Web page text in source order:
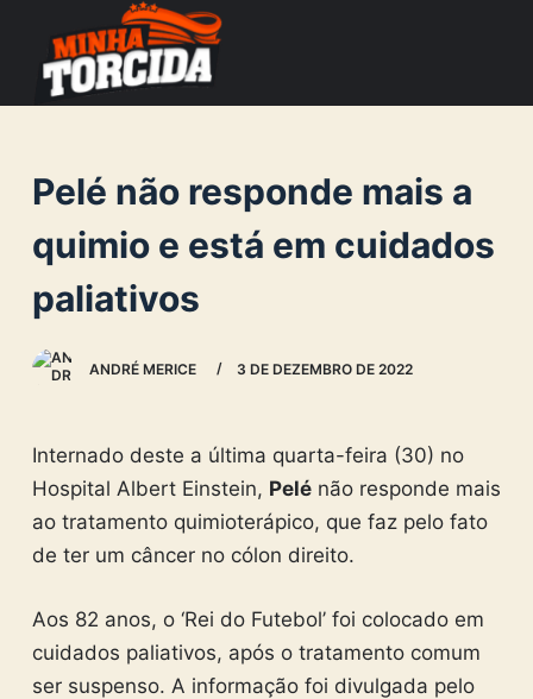
o
n
e
Pelé não responde mais a
quimio e está em cuidados
paliativos
ANDRÉ MERICE 3 DE DEZEMBRO DE 2022
Internado deste a última quarta-feira (30) no
Hospital Albert Einstein, Pelénão responde mais
ao tratamento quimioterápico, que faz pelo fato
de ter um câncer no cólon direito.
Aos 82 anos, o ‘Rei do Futebol’ foi colocado em
cuidados paliativos, após o tratamento comum
ser suspenso. A informação foi divulgada pelo